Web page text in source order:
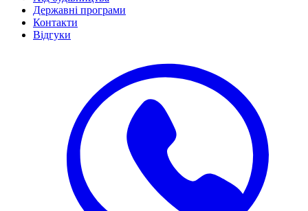
Державні програми
Контакти
Відгуки